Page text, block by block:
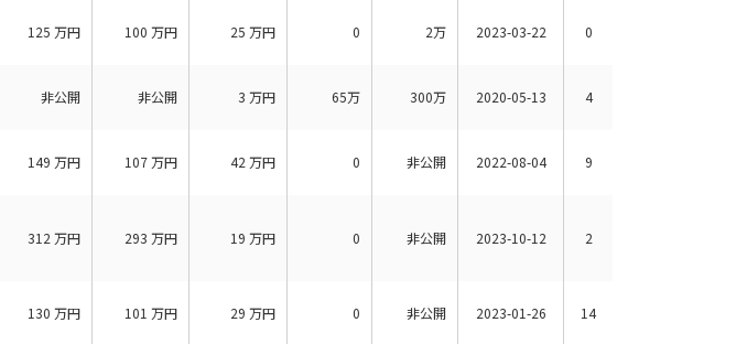
125 万円 100 万円 25 万円 0 2万 2023-03-22 0
非公開 非公開 3 万円 65万 300万 2020-05-13 4
149 万円 107万円 42 万円 0 非公開 2022-08-04 9
312 万円 293 万円 19 万円 0 非公開 2023-10-12 2
130 万円 101 万円 29 万円 0 非公開 2023-01-26 14